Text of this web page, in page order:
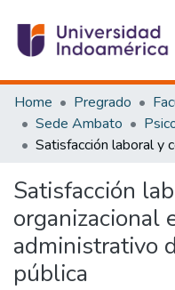
Communities & Collections
All of DSpace
Statistics
Estadísticas Externas
Home Pregrado
Sede Ambato
Satisfacción
organizacional
administrativo
pública